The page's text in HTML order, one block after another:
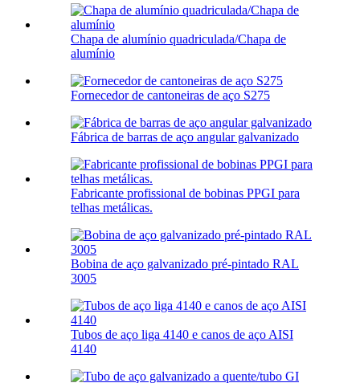
Chapa de alumínio quadriculada/Chapa de
alumínio
Fornecedor de cantoneiras de aço S275
Fábrica de barras de aço angular galvanizado
Fabricante profissional de bobinas PPGI para
telhas metálicas.
Bobina de aço galvanizado pré-pintado RAL
3005
Tubos de aço liga 4140 e canos de aço AISI
4140